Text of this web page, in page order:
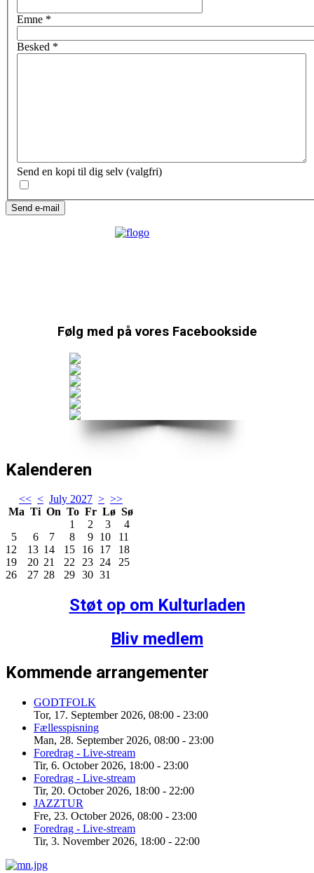
Emne *
Besked *
Send en kopi til dig selv (valgfri)
Send e-mail
Følg med på vores Facebookside
Kalenderen
<< < July 2027 > >>
Ma Ti On To Fr Lø Sø
1
2 3
4
5
6 7 8 9 10
11
12
13 14 15 16 17
18
19
20 21 22 23 24
25
26
27 28 29 30 31
Støt op om Kulturladen
Bliv medlem
Kommende arrangementer
GODTFOLK
Tor, 17. September 2026, 08:00 - 23:00
Fællesspisning
Man, 28. September 2026, 08:00 - 23:00
Foredrag - Live-stream
Tir, 6. October 2026, 18:00 - 23:00
Foredrag - Live-stream
Tir, 20. October 2026, 18:00 - 22:00
JAZZTUR
Fre, 23. October 2026, 08:00 - 23:00
Foredrag - Live-stream
Tir, 3. November 2026, 18:00 - 22:00